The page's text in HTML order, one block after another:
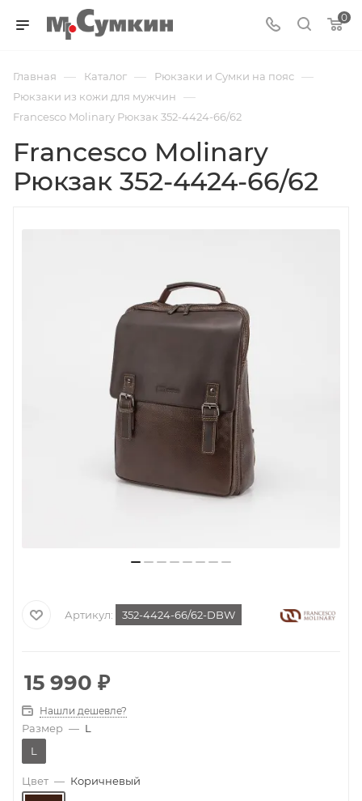
0
Главная — Каталог — Рюкзаки и Сумки на пояс —
Рюкзаки из кожи для мужчин —
Francesco Molinary Рюкзак 352-4424-66/62
Francesco Molinary
Рюкзак 352-4424-66/62
Артикул: 352-4424-66/62-DBW
15 990 ₽
Нашли дешевле?
Размер — L
L
Цвет — Коричневый